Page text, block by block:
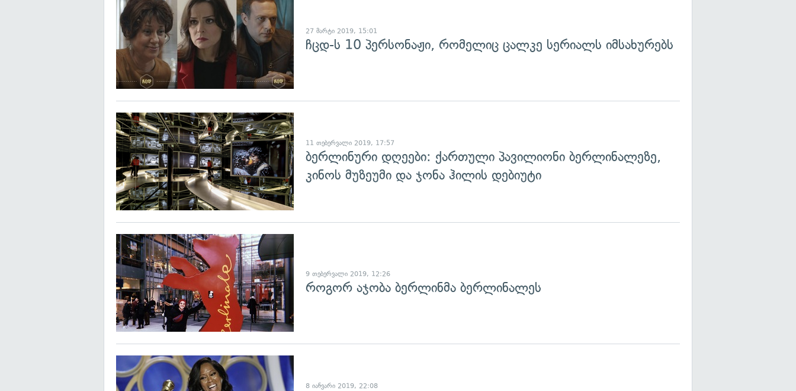
27 მარტი 2019, 15:01
ჩცდ-ს 10 პერსონაჟი, რომელიც ცალკე სერიალს იმსახურებს
11 თებერვალი 2019, 17:57
ბერლინური დღეები: ქართული პავილიონი ბერლინალეზე,
კინოს მუზეუმი და ჯონა ჰილის დებიუტი
9 თებერვალი 2019, 12:26
როგორ აჯობა ბერლინმა ბერლინალეს
8 იანვარი 2019, 22:08